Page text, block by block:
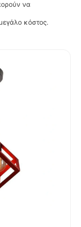
να
κόστος.